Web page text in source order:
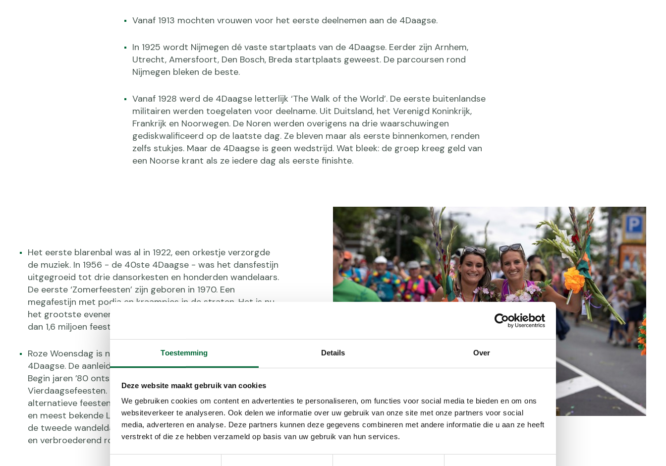
Toestemming Details Over
Deze website maakt gebruik van cookies
We gebruiken cookies om content en advertenties te personaliseren, om functies voor social media te bieden en om ons
websiteverkeer te analyseren. Ook delen we informatie over uw gebruik van onze site met onze partners voor social
media, adverteren en analyse. Deze partners kunnen deze gegevens combineren met andere informatie die u aan ze heeft
verstrekt of die ze hebben verzameld op basis van uw gebruik van hun services.
Vanaf 1913 mochten vrouwen voor het eerste deelnemen aan de 4Daagse.
In 1925 wordt Nijmegen dé vaste startplaats van de 4Daagse. Eerder zijn Arnhem,
Utrecht, Amersfoort, Den Bosch, Breda startplaats geweest. De parcoursen rond
Nijmegen bleken de beste.
Vanaf 1928 werd de 4Daagse letterlijk ‘The Walk of the World’. De eerste buitenlandse
militairen werden toegelaten voor deelname. Uit Duitsland, het Verenigd Koninkrijk,
Frankrijk en Noorwegen. De Noren werden overigens na drie waarschuwingen
gediskwalificeerd op de laatste dag. Ze bleven maar als eerste binnenkomen, renden
zelfs stukjes. Maar de 4Daagse is geen wedstrijd. Wat bleek: de groep kreeg geld van
een Noorse krant als ze iedere dag als eerste finishte.
Het eerste blarenbal was al in 1922, een orkestje verzorgde
de muziek. In 1956 - de 40ste 4Daagse - was het dansfestijn
uitgegroeid tot drie dansorkesten en honderden wandelaars.
De eerste ‘Zomerfeesten’ zijn geboren in 1970. Een
megafestijn met podia en kraampjes in de straten. Het is nu
het grootste evenement van Nederland, met in 2019 meer
dan 1,6 miljoen feestvierders.
Roze Woensdag is nu een van de hoogtepunten van de
4Daagse. De aanleiding voor het roze feest was minder leuk.
Begin jaren ’80 ontstonden er anti-homorellen tijdens de
Vierdaagsefeesten. Belangengroepen organiseerden daarom
alternatieve feesten. Ze groeiden uit tot één van de grootste
en meest bekende LHBTIQ+ evenementen van ons land. Op
de tweede wandeldag is de doortocht één groot swingend
en verbroederend roze feest.
Via Gladiola. (Foto: © Camp Heumensoord, Flickr)